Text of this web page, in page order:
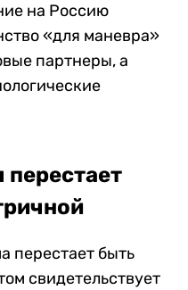
на Россию
«для маневра»
партнеры, а
перестает
перестает быть
свидетельствует